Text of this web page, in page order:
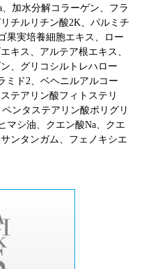
加水分解コラーゲン、フラ
チルリチン酸2K、パルミチ
果実培養細胞エキス、ロー
キス、アルテア根エキス、
、グリコシルトレハロー
ミド2、ベヘニルアルコー
テアリン酸フィトステリ
ンタステアリン酸ポリグリ
マシ油、クエン酸Na、クエ
ンタンガム、フェノキシエ